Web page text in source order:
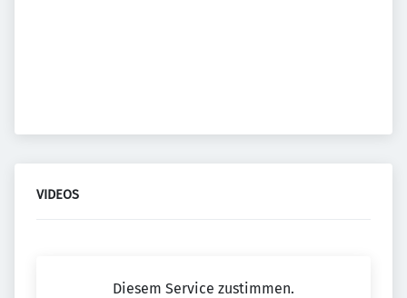
VIDEOS
Diesem Service zustimmen.